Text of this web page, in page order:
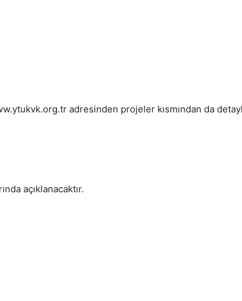
adresinden projeler kısmından da
açıklanacaktır.